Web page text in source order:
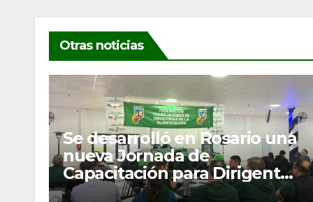
Otras noticias
Se desarrolló en Rosario una
nueva Jornada de
Capacitación para Dirigentes
y Delegados Gremiales